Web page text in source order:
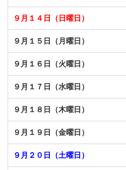
９月１４日（日曜日）
９月１５日（月曜日）
９月１６日（火曜日）
９月１７日（水曜日）
９月１８日（木曜日）
９月１９日（金曜日）
９月２０日（土曜日）